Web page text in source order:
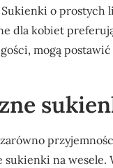
o
dla kobiet
mogą
sukienki na